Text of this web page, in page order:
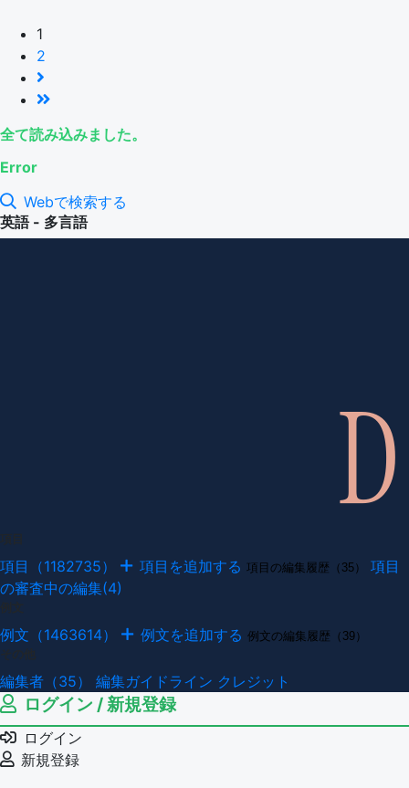
1
2
全て読み込みました。
Error
Webで検索する
英語 - 多言語
項目（1182735） 項目を追加する 項目の編集履歴（35）
項目
の審査中の編集(4)
例文（1463614） 例文を追加する 例文の編集履歴（39）
編集者（35） 編集ガイドライン クレジット
ログイン / 新規登録
ログイン
新規登録